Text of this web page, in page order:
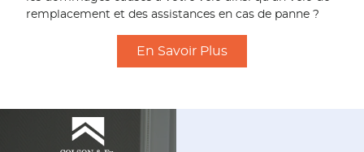
remplacement et des assistances en cas de panne ?
En Savoir Plus